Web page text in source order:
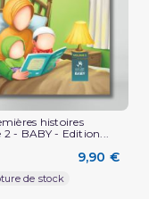
histoires
- BABY - Edition...
9,90 €
de stock